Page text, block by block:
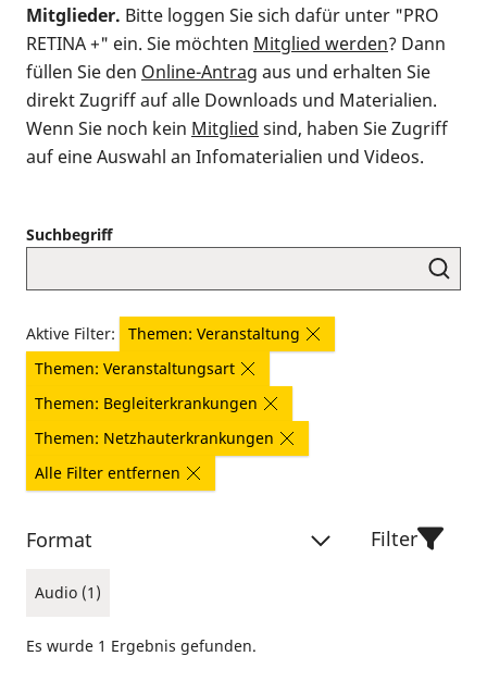
Mitglieder. Bitte loggen Sie sich dafür unter "PRO
RETINA +" ein. Sie möchten Mitglied werden? Dann
füllen Sie den Online-Antrag aus und erhalten Sie
direkt Zugriff auf alle Downloads und Materialien.
Wenn Sie noch kein Mitglied sind, haben Sie Zugriff
auf eine Auswahl an Infomaterialien und Videos.
Suchbegriff
Aktive Filter:
Themen: Veranstaltung
Themen: Veranstaltungsart
Themen: Begleiterkrankungen
Themen: Netzhauterkrankungen
Alle Filter entfernen
Format
Audio (1)
Filter
Es wurde 1 Ergebnis gefunden.